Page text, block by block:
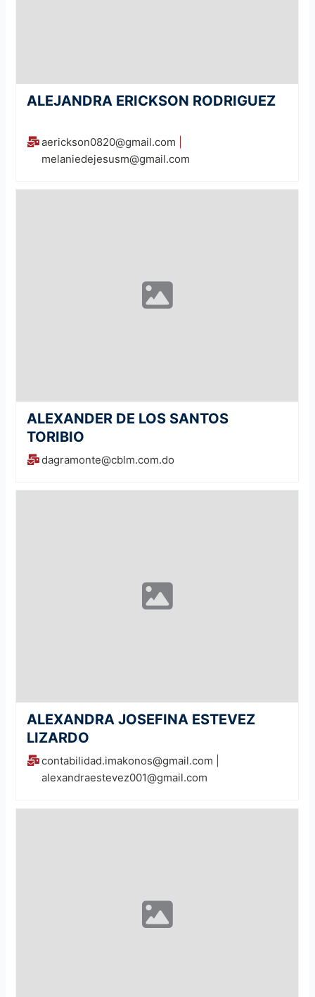
ALEJANDRA ERICKSON RODRIGUEZ
aerickson0820@gmail.com
melaniedejesusm@gmail.com
ALEXANDER DE LOS SANTOS
TORIBIO
dagramonte@cblm.com.do
ALEXANDRA JOSEFINA ESTEVEZ
LIZARDO
contabilidad.imakonos@gmail.com
alexandraestevez001@gmail.com